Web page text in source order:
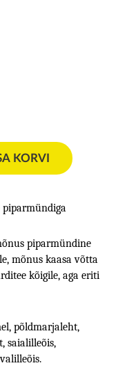
KORVI
piparmündiga
piparmündine
mõnus kaasa võtta
kõigile, aga eriti
põldmarjaleht,
saialilleõis,